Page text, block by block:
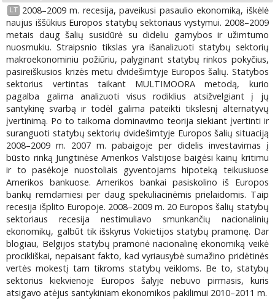
LT
2008–2009 m. recesija, paveikusi pasaulio ekonomiką, iškėlė
naujus iššūkius Europos statybų sektoriaus vystymui. 2008–2009
metais daug šalių susidūrė su dideliu gamybos ir užimtumo
nuosmukiu. Straipsnio tikslas yra išanalizuoti statybų sektorių
makroekonominiu požiūriu, palyginant statybų rinkos pokyčius,
pasireiškusios krizės metu dvidešimtyje Europos šalių. Statybos
sektorius vertintas taikant MULTIMOORA metodą, kurio
pagalba galima analizuoti visus rodiklius atsižvelgiant į jų
santykinę svarbą ir todėl galima pateikti tikslesnį alternatyvų
įvertinimą. Po to taikoma dominavimo teorija siekiant įvertinti ir
suranguoti statybų sektorių dvidešimtyje Europos šalių situaciją
2008–2009 m. 2007 m. pabaigoje per didelis investavimas į
būsto rinką Jungtinėse Amerikos Valstijose baigėsi kainų kritimu
ir to pasėkoje nuostoliais gyventojams hipoteką teikusiuose
Amerikos bankuose. Amerikos bankai pasiskolino iš Europos
bankų remdamiesi per daug spekuliacinėmis prielaidomis. Taip
recesija išplito Europoje. 2008–2009 m. 20 Europos šalių statybų
sektoriaus recesija nestimuliavo smunkančių nacionalinių
ekonomikų, galbūt tik išskyrus Vokietijos statybų pramonę. Dar
blogiau, Belgijos statybų pramonė nacionalinę ekonomiką veikė
procikliškai, nepaisant fakto, kad vyriausybė sumažino pridėtinės
vertės mokestį tam tikroms statybų veikloms. Be to, statybų
sektorius kiekvienoje Europos šalyje nebuvo pirmasis, kuris
atsigavo atėjus santykiniam ekonomikos pakilimui 2010–2011 m.